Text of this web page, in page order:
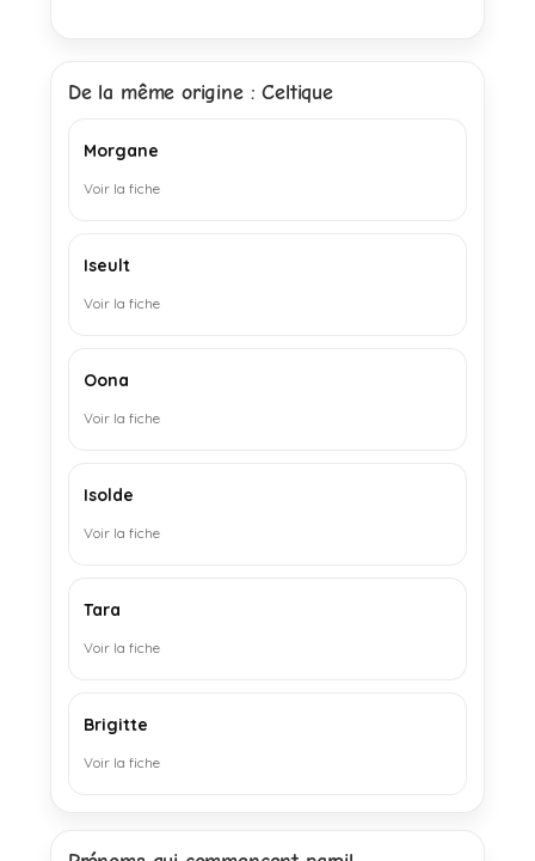
De la même origine : Celtique
Morgane
Voir la fiche
Iseult
Voir la fiche
Oona
Voir la fiche
Isolde
Voir la fiche
Tara
Voir la fiche
Brigitte
Voir la fiche